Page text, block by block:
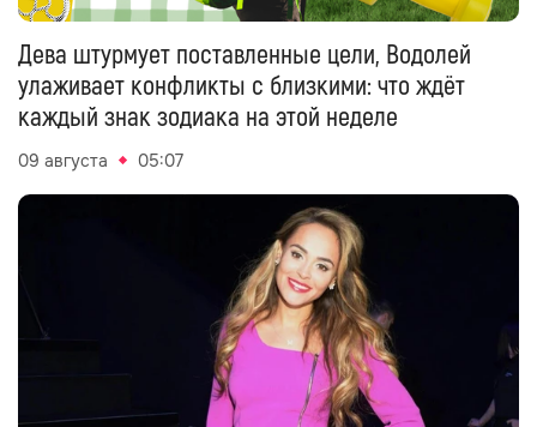
Дева штурмует поставленные цели, Водолей
улаживает конфликты с близкими: что ждёт
каждый знак зодиака на этой неделе
09 августа 05:07